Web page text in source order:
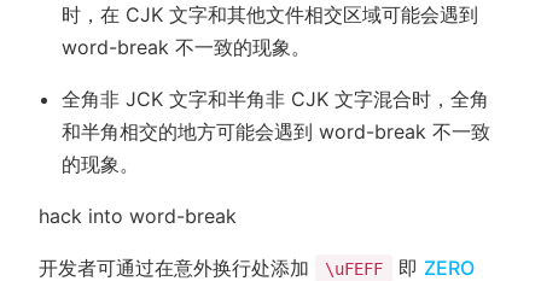
时，在 CJK 文字和其他文件相交区域可能会遇到
word-break 不一致的现象。
全角非 JCK 文字和半角非 CJK 文字混合时，全角
和半角相交的地方可能会遇到 word-break 不一致
的现象。
hack into word-break
开发者可通过在意外换行处添加 \uFEFF 即 ZERO